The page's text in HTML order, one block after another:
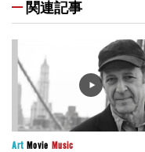
関連記事
Art Movie Music